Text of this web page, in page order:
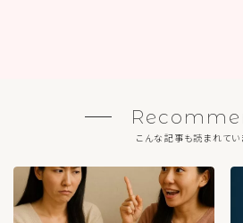
こんな記事も読まれてい